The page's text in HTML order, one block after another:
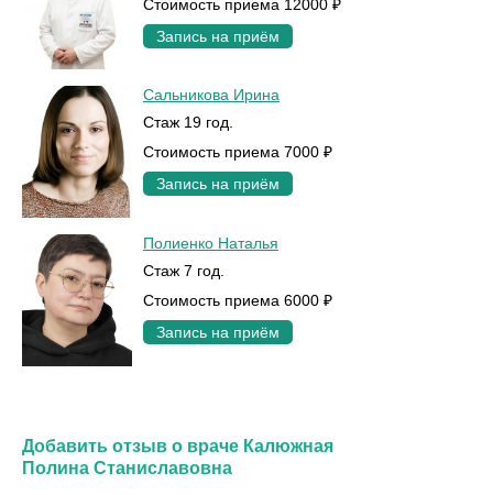
Стоимость приема 12000 ₽
Запись на приём
Сальникова Ирина
Стаж 19 год.
Стоимость приема 7000 ₽
Запись на приём
Полиенко Наталья
Стаж 7 год.
Стоимость приема 6000 ₽
Запись на приём
Добавить отзыв о враче Калюжная
Полина Станиславовна